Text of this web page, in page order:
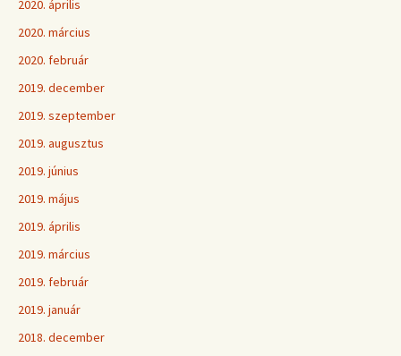
2020. április
2020. március
2020. február
2019. december
2019. szeptember
2019. augusztus
2019. június
2019. május
2019. április
2019. március
2019. február
2019. január
2018. december